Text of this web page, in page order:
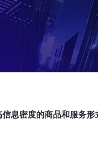
息密度的商品和服务形